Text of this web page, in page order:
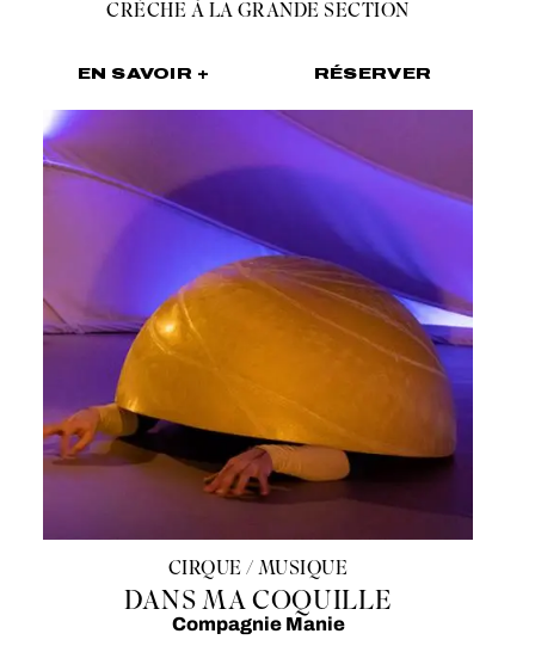
CRÈCHE À LA GRANDE SECTION
EN SAVOIR + RÉSERVER
CIRQUE / MUSIQUE
DANS MA COQUILLE
Compagnie Manie